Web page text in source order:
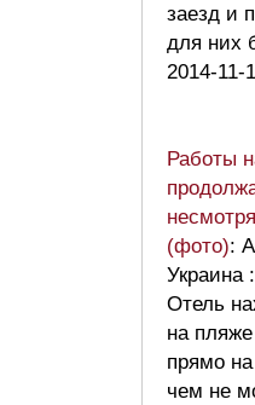
заезд и
для них
2014-11-
Работы
(фото):
Украина
Отель
на
прямо на
чем не